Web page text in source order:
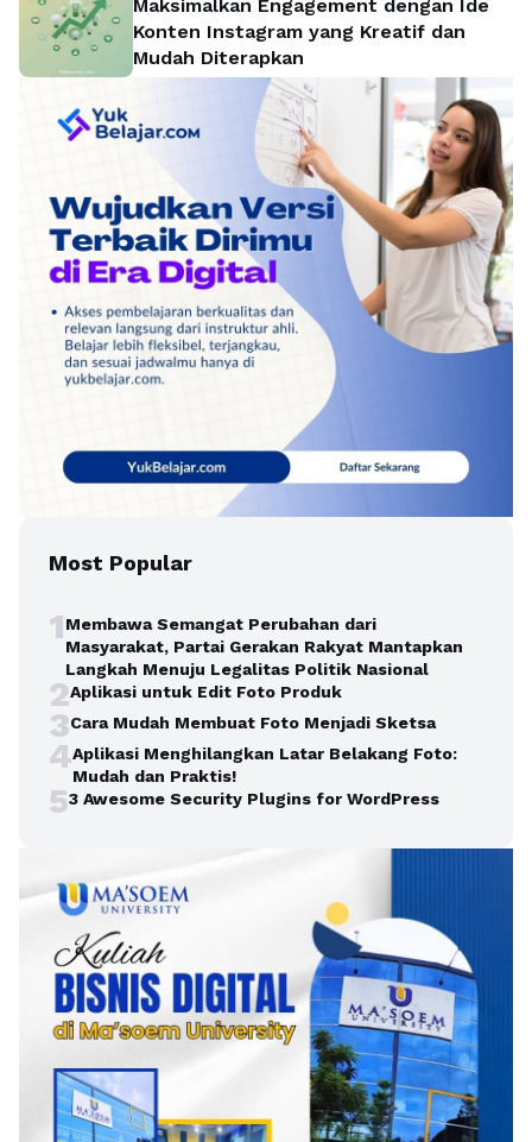
Maksimalkan Engagement dengan Ide
Konten Instagram yang Kreatif dan
Mudah Diterapkan
Most Popular
1Membawa Semangat Perubahan dari
Masyarakat, Partai Gerakan Rakyat Mantapkan
Langkah Menuju Legalitas Politik Nasional
2Aplikasi untuk Edit Foto Produk
3Cara Mudah Membuat Foto Menjadi Sketsa
4Aplikasi Menghilangkan Latar Belakang Foto:
Mudah dan Praktis!
53 Awesome Security Plugins for WordPress